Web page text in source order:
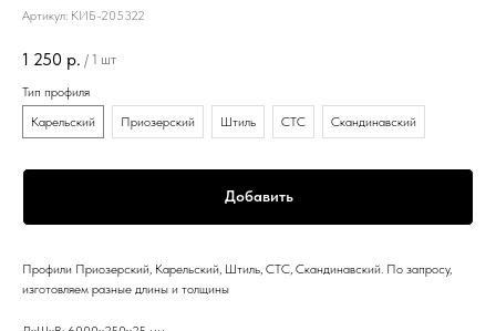
Артикул: КИБ-205322
1 250 р. / 1 шт
Тип профиля
Карельский
Приозерский Штиль СТС Скандинавский
Добавить
Профили Приозерский, Карельский, Штиль, СТС, Скандинавский. По запросу,
изготовляем разные длины и толщины